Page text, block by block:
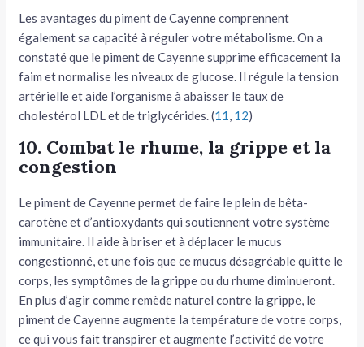
Les avantages du piment de Cayenne comprennent
également sa capacité à réguler votre métabolisme. On a
constaté que le piment de Cayenne supprime efficacement la
faim et normalise les niveaux de glucose. Il régule la tension
artérielle et aide l’organisme à abaisser le taux de
cholestérol LDL et de triglycérides. (11, 12)
10. Combat le rhume, la grippe et la
congestion
Le piment de Cayenne permet de faire le plein de bêta-
carotène et d’antioxydants qui soutiennent votre système
immunitaire. Il aide à briser et à déplacer le mucus
congestionné, et une fois que ce mucus désagréable quitte le
corps, les symptômes de la grippe ou du rhume diminueront.
En plus d’agir comme remède naturel contre la grippe, le
piment de Cayenne augmente la température de votre corps,
ce qui vous fait transpirer et augmente l’activité de votre